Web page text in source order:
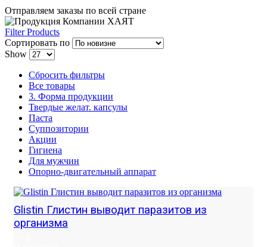
Отправляем заказы по всей стране
Filter Products
Сортировать по
Show
Сбросить фильтры
Все товары
3. Форма продукции
Твердые желат. капсулы
Паста
Суппозитории
Акции
Гигиена
Для мужчин
Опорно-двигательный аппарат
Glistin Глистин выводит паразитов из
организма